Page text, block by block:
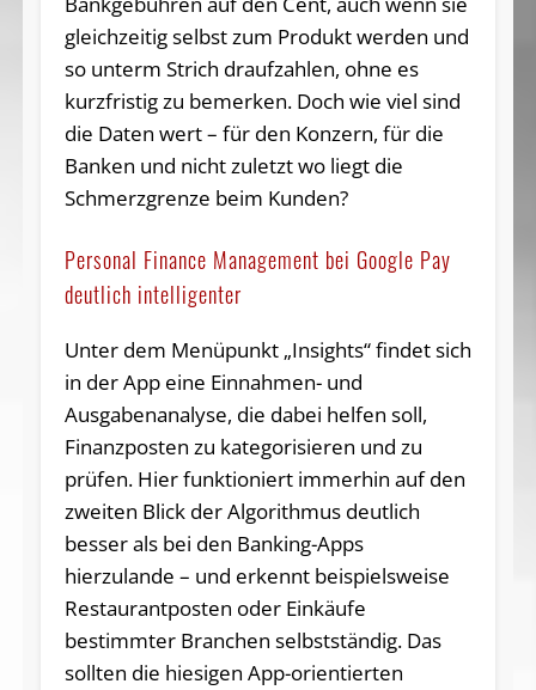
gleichzeitig selbst zum Produkt werden und
so unterm Strich draufzahlen, ohne es
kurzfristig zu bemerken. Doch wie viel sind
die Daten wert – für den Konzern, für die
Banken und nicht zuletzt wo liegt die
Schmerzgrenze beim Kunden?
Personal Finance Management bei Google Pay
deutlich intelligenter
Unter dem Menüpunkt „Insights“ findet sich
in der App eine Einnahmen- und
Ausgabenanalyse, die dabei helfen soll,
Finanzposten zu kategorisieren und zu
prüfen. Hier funktioniert immerhin auf den
zweiten Blick der Algorithmus deutlich
besser als bei den Banking-Apps
hierzulande – und erkennt beispielsweise
Restaurantposten oder Einkäufe
bestimmter Branchen selbstständig. Das
sollten die hiesigen App-orientierten